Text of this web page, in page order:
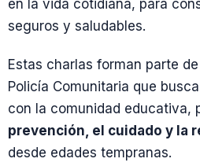
en la vida cotidiana, para
seguros y saludables.
Estas charlas forman parte
Policía Comunitaria que
con la comunidad educativa,
prevención, el cuidado y la
desde edades tempranas.